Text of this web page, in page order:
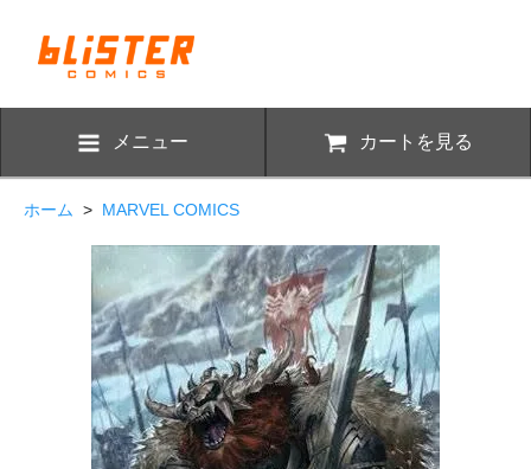
メニュー カートを見る
ホーム > MARVEL COMICS